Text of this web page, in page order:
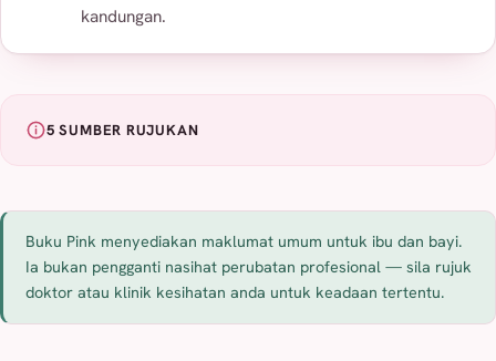
kandungan.
5 SUMBER RUJUKAN
Buku Pink menyediakan maklumat umum untuk ibu dan bayi.
Ia bukan pengganti nasihat perubatan profesional — sila rujuk
doktor atau klinik kesihatan anda untuk keadaan tertentu.